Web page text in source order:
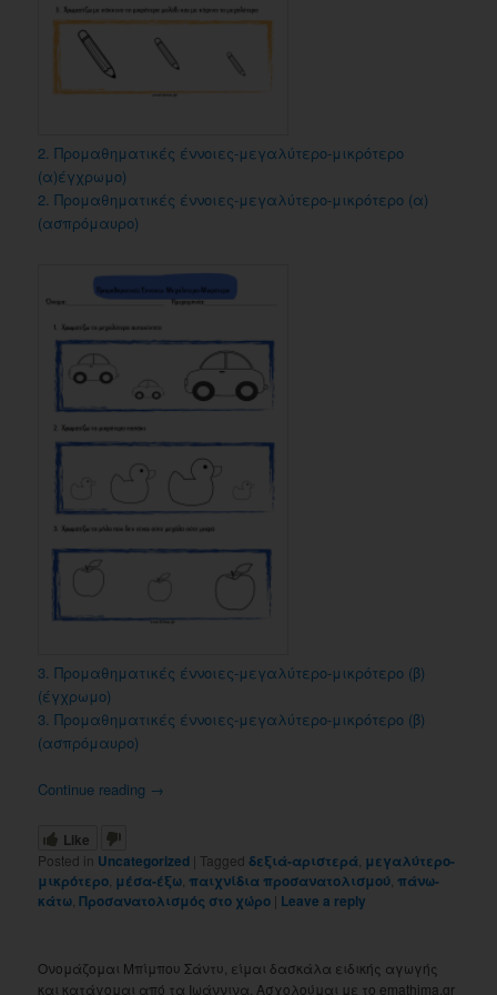
2. Προμαθηματικές έννοιες-μεγαλύτερο-μικρότερο
(α)έγχρωμο)
2. Προμαθηματικές έννοιες-μεγαλύτερο-μικρότερο (α)
(ασπρόμαυρο)
3. Προμαθηματικές έννοιες-μεγαλύτερο-μικρότερο (β)
(έγχρωμο)
3. Προμαθηματικές έννοιες-μεγαλύτερο-μικρότερο (β)
(ασπρόμαυρο)
Continue reading →
Like
Posted in Uncategorized | Tagged δεξιά-αριστερά μεγαλύτερο-
μικρότερο μέσα-έξω παιχνίδια προσανατολισμού πάνω-
κάτω ,Προσανατολισμός στο χώρο | Leave a reply
Ονομάζομαι Μπίμπου Σάντυ, είμαι δασκάλα ειδικής αγωγής
και κατάγομαι από τα Ιωάννινα. Ασχολούμαι με το emathima.gr